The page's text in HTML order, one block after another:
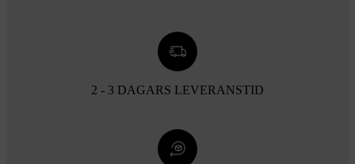
2 - 3 DAGARS LEVERANSTID